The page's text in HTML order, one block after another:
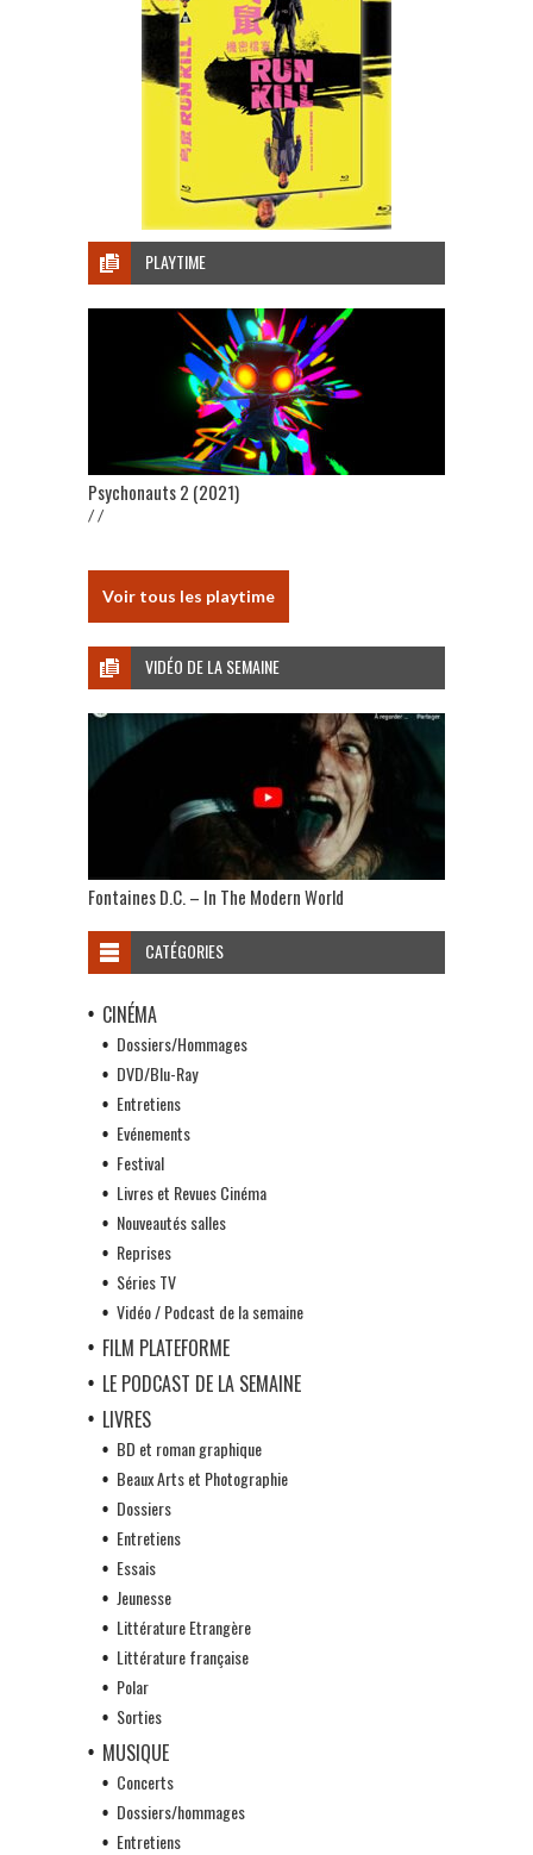
PLAYTIME
Psychonauts 2 (2021)
/ /
Voir tous les playtime
VIDÉO DE LA SEMAINE
Fontaines D.C. – In The Modern World
CATÉGORIES
CINÉMA
Dossiers/Hommages
DVD/Blu-Ray
Entretiens
Evénements
Festival
Livres et Revues Cinéma
Nouveautés salles
Reprises
Séries TV
Vidéo / Podcast de la semaine
FILM PLATEFORME
LE PODCAST DE LA SEMAINE
LIVRES
BD et roman graphique
Beaux Arts et Photographie
Dossiers
Entretiens
Essais
Jeunesse
Littérature Etrangère
Littérature française
Polar
Sorties
MUSIQUE
Concerts
Dossiers/hommages
Entretiens